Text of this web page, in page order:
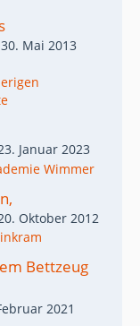
30. Mai 2013
Januar 2023
Wimmer
Oktober 2012
Bettzeug
2021